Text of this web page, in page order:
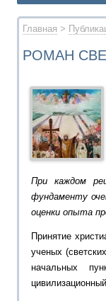
Главная >
РОМАН
При каждом
фундаменту
оценки опыта
Принятие
ученых
начальных